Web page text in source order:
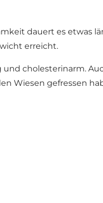
dauert es etwas
erreicht.
cholesterinarm.
Wiesen gefressen